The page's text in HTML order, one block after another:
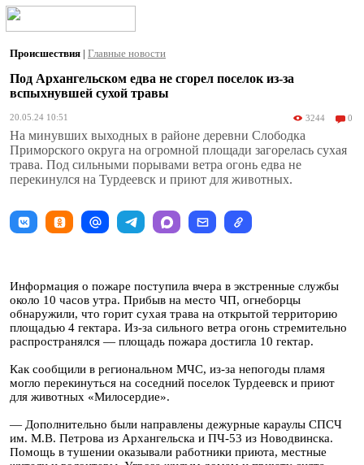
Происшествия | Главные новости
Под Архангельском едва не сгорел поселок из-за
вспыхнувшей сухой травы
20.05.24 10:51 3244 0
На минувших выходных в районе деревни Слободка
Приморского округа на огромной площади загорелась сухая
трава. Под сильными порывами ветра огонь едва не
перекинулся на Турдеевск и приют для животных.
Информация о пожаре поступила вчера в экстренные службы
около 10 часов утра. Прибыв на место ЧП, огнеборцы
обнаружили, что горит сухая трава на открытой территорию
площадью 4 гектара. Из-за сильного ветра огонь стремительно
распространялся — площадь пожара достигла 10 гектар.
Как сообщили в региональном МЧС, из-за непогоды пламя
могло перекинуться на соседний поселок Турдеевск и приют
для животных «Милосердие».
— Дополнительно были направлены дежурные караулы СПСЧ
им. М.В. Петрова из Архангельска и ПЧ-53 из Новодвинска.
Помощь в тушении оказывали работники приюта, местные